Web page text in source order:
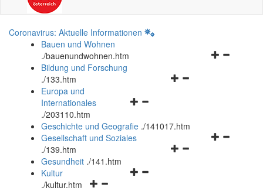
Coronavirus: Aktuelle Informationen
Bauen und Wohnen
./bauenundwohnen.htm
Navigationsmenü
Bildung und Forschung
./133.htm
Navigationsmenü
und
schließen
Europa und
Internationales
./203110.htm
Geschichte und Geografie ./141017.htm
Navigationsmenü
Gesellschaft und Soziales
./139.htm
Navigationsmenü
Gesundheit ./141.htm
Navigationsmenü
Kultur
./kultur.htm